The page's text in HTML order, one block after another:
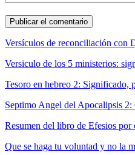
Versículos de reconciliación con
Versiculo de los 5 ministerios:
Tesoro en hebreo 2: Significado,
Septimo Angel del Apocalipsis
Resumen del libro de Efesios
Que se haga tu voluntad y no la